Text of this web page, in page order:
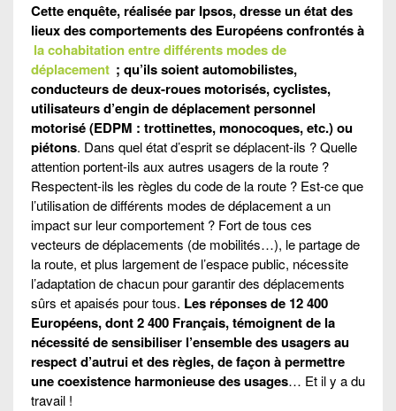
Cette enquête, réalisée par Ipsos, dresse un état des
lieux des comportements des Européens confrontés à
la cohabitation entre différents modes de
déplacement ; qu’ils soient automobilistes,
conducteurs de deux-roues motorisés, cyclistes,
utilisateurs d’engin de déplacement personnel
motorisé (EDPM : trottinettes, monocoques, etc.) ou
piétons. Dans quel état d’esprit se déplacent-ils ? Quelle
attention portent-ils aux autres usagers de la route ?
Respectent-ils les règles du code de la route ? Est-ce que
l’utilisation de différents modes de déplacement a un
impact sur leur comportement ? Fort de tous ces
vecteurs de déplacements (de mobilités…), le partage de
la route, et plus largement de l’espace public, nécessite
l’adaptation de chacun pour garantir des déplacements
sûrs et apaisés pour tous. Les réponses de 12 400
Européens, dont 2 400 Français, témoignent de la
nécessité de sensibiliser l’ensemble des usagers au
respect d’autrui et des règles, de façon à permettre
une coexistence harmonieuse des usages… Et il y a du
travail !